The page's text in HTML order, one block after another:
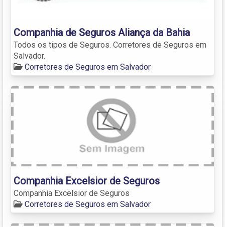
Companhia de Seguros Aliança da Bahia
Todos os tipos de Seguros. Corretores de Seguros em
Salvador.
Corretores de Seguros em Salvador
Companhia Excelsior de Seguros
Companhia Excelsior de Seguros
Corretores de Seguros em Salvador